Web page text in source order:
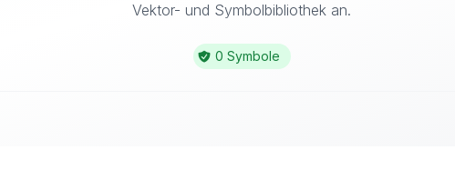
Vektor- und Symbolbibliothek an.
0 Symbole